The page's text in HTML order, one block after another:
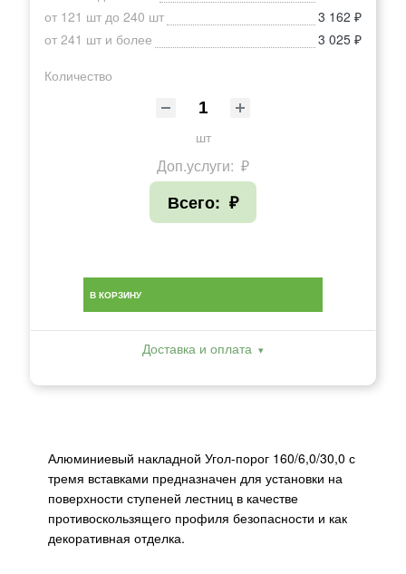
от 121 шт до 240 шт
3 162 ₽
от 241 шт и более
3 025 ₽
Количество
шт
Доп.услуги: ₽
Всего: ₽
В КОРЗИНУ
Доставка и оплата
Алюминиевый накладной Угол-порог 160/6,0/30,0 с
тремя вставками предназначен для установки на
поверхности ступеней лестниц в качестве
противоскользящего профиля безопасности и как
декоративная отделка.